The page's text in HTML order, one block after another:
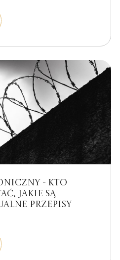
- kto
jakie są
przepisy